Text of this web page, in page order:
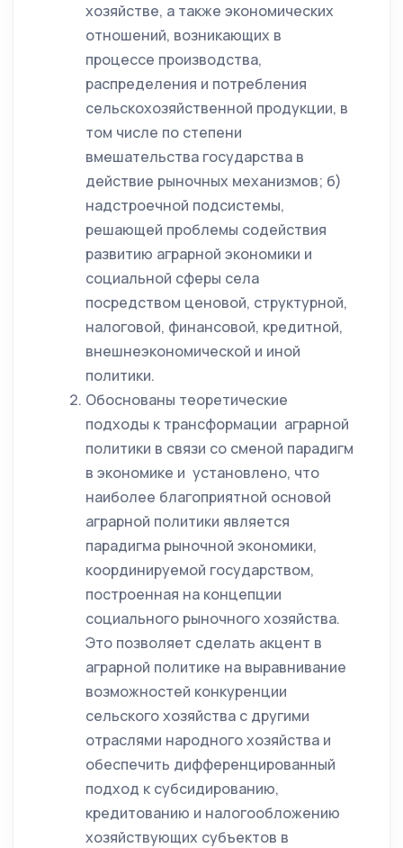
хозяйстве, а также экономических
отношений, возникающих в
процессе производства,
распределения и потребления
сельскохозяйственной продукции, в
том числе по степени
вмешательства государства в
действие рыночных механизмов; б)
надстроечной подсистемы,
решающей проблемы содействия
развитию аграрной экономики и
социальной сферы села
посредством ценовой, структурной,
налоговой, финансовой, кредитной,
внешнеэкономической и иной
политики.
Обоснованы теоретические
подходы к трансформации аграрной
политики в связи со сменой парадигм
в экономике и установлено, что
наиболее благоприятной основой
аграрной политики является
парадигма рыночной экономики,
координируемой государством,
построенная на концепции
социального рыночного хозяйства.
Это позволяет сделать акцент в
аграрной политике на выравнивание
возможностей конкуренции
сельского хозяйства с другими
отраслями народного хозяйства и
обеспечить дифференцированный
подход к субсидированию,
кредитованию и налогообложению
хозяйствующих субъектов в